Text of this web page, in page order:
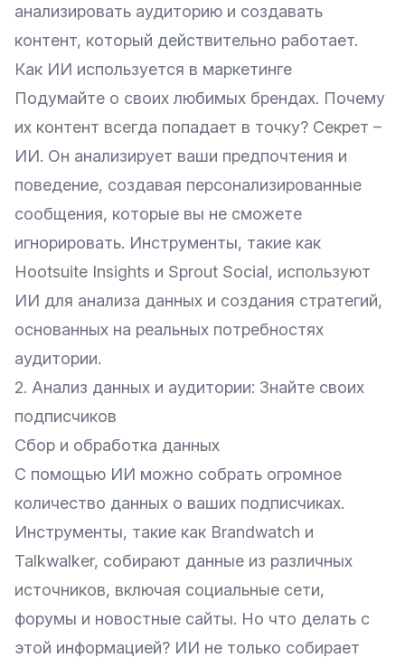
анализировать аудиторию и создавать
контент, который действительно работает.
Как ИИ используется в маркетинге
Подумайте о своих любимых брендах. Почему
их контент всегда попадает в точку? Секрет –
ИИ. Он анализирует ваши предпочтения и
поведение, создавая персонализированные
сообщения, которые вы не сможете
игнорировать. Инструменты, такие как
Hootsuite Insights и Sprout Social, используют
ИИ для анализа данных и создания стратегий,
основанных на реальных потребностях
аудитории.
2. Анализ данных и аудитории: Знайте своих
подписчиков
Сбор и обработка данных
С помощью ИИ можно собрать огромное
количество данных о ваших подписчиках.
Инструменты, такие как Brandwatch и
Talkwalker, собирают данные из различных
источников, включая социальные сети,
форумы и новостные сайты. Но что делать с
этой информацией? ИИ не только собирает